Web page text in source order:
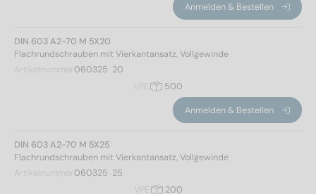
Anmelden & Bestellen
DIN 603 A2-70 M 5X20
Flachrundschrauben mit Vierkantansatz, Vollgewinde
Artikelnummer060325  20
VPE
500
Anmelden & Bestellen
DIN 603 A2-70 M 5X25
Flachrundschrauben mit Vierkantansatz, Vollgewinde
Artikelnummer060325  25
VPE
200